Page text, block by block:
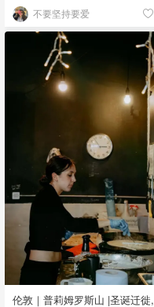
例
不要坚持要爱
伦敦｜普莉姆罗斯山 |圣诞迁徙,